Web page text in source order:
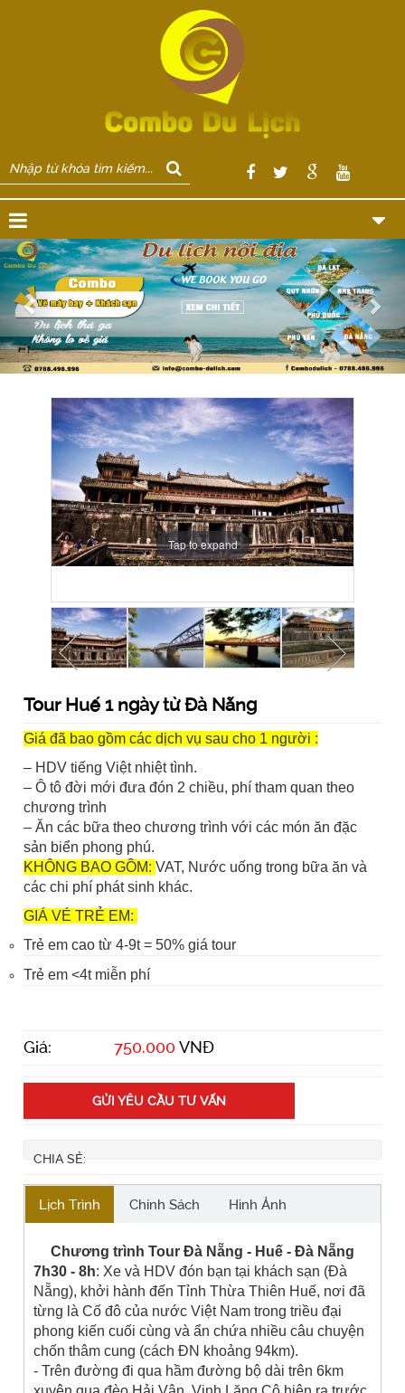
Previous
Tap to expand
Tap to expand
Tap to expand
Tour Huế 1 ngày từ Đà Nẵng
Giá đã bao gồm các dịch vụ sau cho 1 người :
– HDV tiếng Việt nhiệt tình.
– Ô tô đời mới đưa đón 2 chiều, phí tham quan theo
chương trình
– Ăn các bữa theo chương trình với các món ăn đặc
sản biển phong phú.
KHÔNG BAO GỒM:VAT, Nước uống trong bữa ăn và
các chi phí phát sinh khác.
GIÁ VÉ TRẺ EM:
Trẻ em cao từ 4-9t = 50% giá tour
Trẻ em <4t miễn phí
Giá: 750.000 VNĐ
GỬI YÊU CẦU TƯ VẤN
CHIA SẺ:
Lịch Trình Chính Sách Hình Ảnh
Chương trình Tour Đà Nẵng - Huế - Đà Nẵng
7h30 - 8h: Xe và HDV đón bạn tại khách sạn (Đà
Nẵng), khởi hành đến Tỉnh Thừa Thiên Huế, nơi đã
từng là Cố đô của nước Việt Nam trong triều đại
phong kiến cuối cùng và ẩn chứa nhiều câu chuyện
chốn thâm cung (cách ĐN khoảng 94km).
- Trên đường đi qua hầm đường bộ dài trên 6km